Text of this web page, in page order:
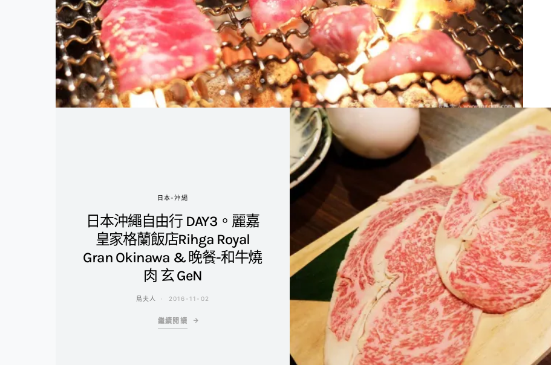
日本-沖繩
日本沖繩自由行 DAY3。麗嘉
皇家格蘭飯店Rihga Royal
Gran Okinawa & 晚餐-和牛燒
肉 玄 GeN
鳥夫人 2016-11-02
繼續閱讀